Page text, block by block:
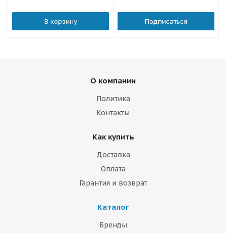
В корзину Подписаться
О компании
Политика
Контакты
Как купить
Доставка
Оплата
Гарантия и возврат
Каталог
Бренды